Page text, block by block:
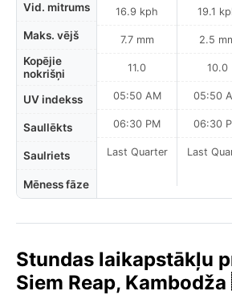
Vid. mitrums
Maks. vējš
Kopējie
nokrišņi
UV indekss
Saullēkts
Saulriets
Mēness fāze
16.9 kph
7.7 mm
11.0
05:50 AM
06:30 PM
Last Quarter
19.1
2.5
10.0
05:50
06:30
Last
Stundas laikapstākļu
Siem Reap,